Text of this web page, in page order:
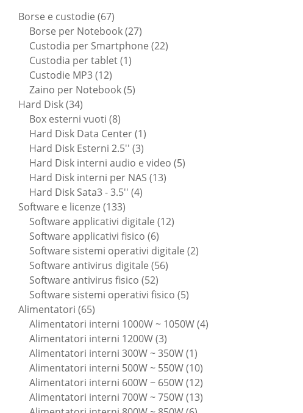
Borse e custodie 6767
prodotti
Borse per Notebook 2727
prodotti
Custodia per Smartphone 2222
Custodia per tablet 11
Custodie MP3 1212
prodotti
Zaino per Notebook 55
Hard Disk 3434
prodotti
Box esterni vuoti 88
prodotti
Hard Disk Data Center 11
prodotto
Hard Disk Esterni 2.5'' 33
prodotti
Hard Disk interni audio e video 55
Hard Disk interni per NAS 1313
Hard Disk Sata3 - 3.5'' 44
Software e licenze 133133
prodotti
Software applicativi digitale 1212
Software applicativi fisico 66
prodotti
Software sistemi operativi digitale 22
Software antivirus digitale 5656
Software antivirus fisico 5252
prodotti
Software sistemi operativi fisico 55
Alimentatori 6565
prodotti
Alimentatori interni 1000W ~ 1050W 44
Alimentatori interni 1200W 33
prodotti
Alimentatori interni 300W ~ 350W 11
prodotto
Alimentatori interni 500W ~ 550W 1010
prodotti
Alimentatori interni 600W ~ 650W 1212
prodotti
Alimentatori interni 700W ~ 750W 1313